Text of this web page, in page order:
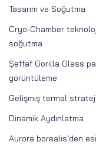
Tasarım ve Soğutma
Cryo-Chamber
soğutma
Şeffaf Gorilla Glass
görüntüleme
Gelişmiş termal strateji
Dinamik Aydınlatma
Aurora borealis’den